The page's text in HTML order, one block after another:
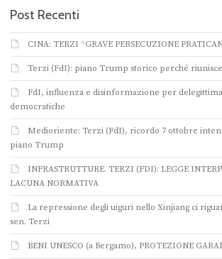
Post Recenti
CINA: TERZI “GRAVE PERSECUZIONE
Terzi (FdI): piano Trump storico perché riunisce
FdI, influenza e disinformazione per
democratiche
Medioriente: Terzi (FdI), ricordo 7 ottobre
piano Trump
INFRASTRUTTURE. TERZI (FDI): LEGGE
LACUNA NORMATIVA
La repressione degli uiguri nello Xinjiang ci
sen. Terzi
BENI UNESCO (a Bergamo), PROTEZIONE